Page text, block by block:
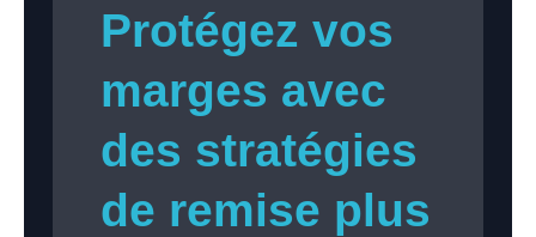
Protégez vos
marges avec
des stratégies
de remise plus